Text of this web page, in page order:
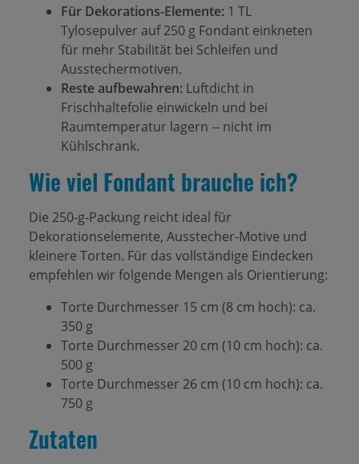
Für Dekorations-Elemente: 1 TL
Tylosepulver auf 250 g Fondant einkneten
für mehr Stabilität bei Schleifen und
Ausstechermotiven.
Reste aufbewahren: Luftdicht in
Frischhaltefolie einwickeln und bei
Raumtemperatur lagern -- nicht im
Kühlschrank.
Wie viel Fondant brauche ich?
Die 250-g-Packung reicht ideal für
Dekorationselemente, Ausstecher-Motive und
kleinere Torten. Für das vollständige Eindecken
empfehlen wir folgende Mengen als Orientierung:
Torte Durchmesser 15 cm (8 cm hoch): ca.
350 g
Torte Durchmesser 20 cm (10 cm hoch): ca.
500 g
Torte Durchmesser 26 cm (10 cm hoch): ca.
750 g
Zutaten